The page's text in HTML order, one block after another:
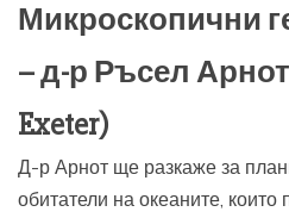
Микроскопични
– д-р Ръсел
Exeter)
Д-р Арнот ще разкаже за
обитатели на океаните,